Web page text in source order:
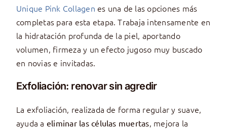
Unique Pink Collagen es una de las opciones más
completas para esta etapa. Trabaja intensamente en
la hidratación profunda de la piel, aportando
volumen, firmeza y un efecto jugoso muy buscado
en novias e invitadas.
Exfoliación: renovar sin agredir
La exfoliación, realizada de forma regular y suave,
ayuda a eliminar las células muertas, mejora la